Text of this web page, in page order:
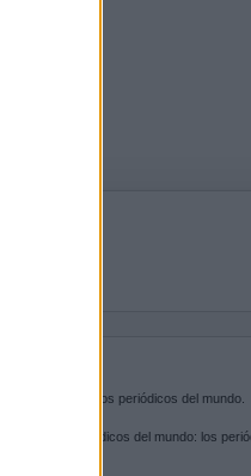
de entrada a los periódicos del mundo.
de los periódicos del mundo: los